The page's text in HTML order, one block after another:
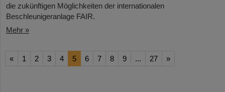
die zukünftigen Möglichkeiten der internationalen
Beschleunigeranlage FAIR.
Mehr »
« 1 2 3 4 5 6 7 8 9 ... 27 »